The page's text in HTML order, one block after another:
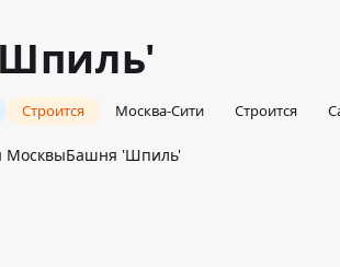
Строится Москва-Сити Строится
МосквыБашня 'Шпиль'